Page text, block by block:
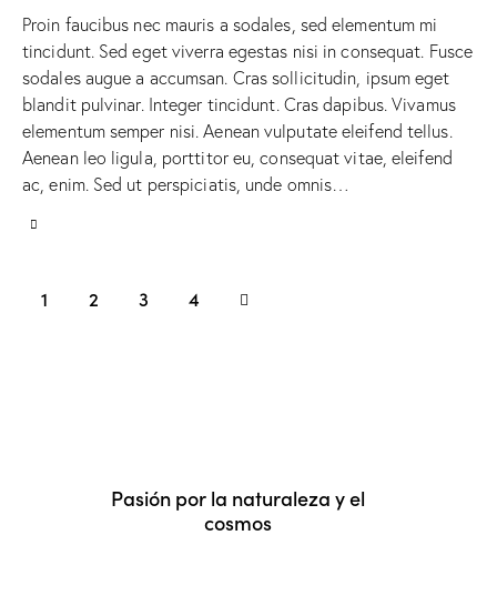
Proin faucibus nec mauris a sodales, sed elementum mi
tincidunt. Sed eget viverra egestas nisi in consequat. Fusce
sodales augue a accumsan. Cras sollicitudin, ipsum eget
blandit pulvinar. Integer tincidunt. Cras dapibus. Vivamus
elementum semper nisi. Aenean vulputate eleifend tellus.
Aenean leo ligula, porttitor eu, consequat vitae, eleifend
ac, enim. Sed ut perspiciatis, unde omnis…
1 2 3 4
>
Pasión por la naturaleza y el
cosmos